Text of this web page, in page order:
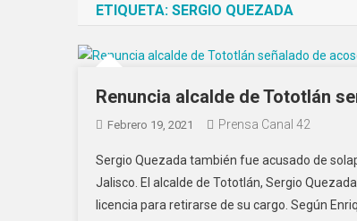
ETIQUETA: SERGIO QUEZADA
Renuncia alcalde de Tototlán
Febrero 19, 2021 Prensa Canal 42
Sergio Quezada también fue acusado de
Jalisco. El alcalde de Tototlán, Sergio
licencia para retirarse de su cargo. Según